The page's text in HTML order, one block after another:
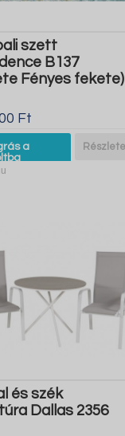
szett
B137
Fényes fekete)
Ft
a
és szék
Dallas 2356